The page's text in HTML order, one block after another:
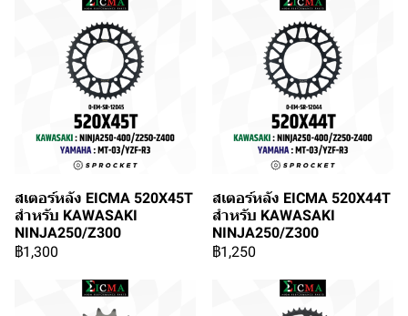
สเตอร์หลัง EICMA 520X45T
สำหรับ KAWASAKI
NINJA250/Z300
฿1,300
สเตอร์หลัง EICMA 520X44T
สำหรับ KAWASAKI
NINJA250/Z300
฿1,250